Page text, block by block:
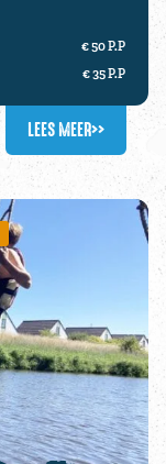
€ 50 P.P
€ 35 P.P
LEES MEER>>